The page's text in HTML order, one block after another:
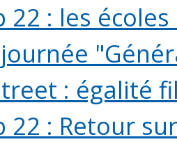
22 : les
: égalité
22 : Retour